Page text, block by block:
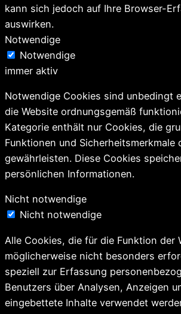
kann sich jedoch auf Ihre Browser-
auswirken.
Notwendige
Notwendige
immer aktiv
Notwendige Cookies sind unbedingt
die Website ordnungsgemäß
Kategorie enthält nur Cookies, die
Funktionen und Sicherheitsmerkmale
gewährleisten. Diese Cookies
persönlichen Informationen.
Nicht notwendige
Nicht notwendige
Alle Cookies, die für die Funktion der
möglicherweise nicht besonders
speziell zur Erfassung
Benutzers über Analysen, Anzeigen
eingebettete Inhalte verwendet